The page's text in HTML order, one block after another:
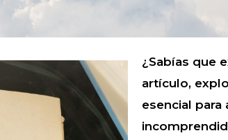
¿Sabías que
artículo,
esencial